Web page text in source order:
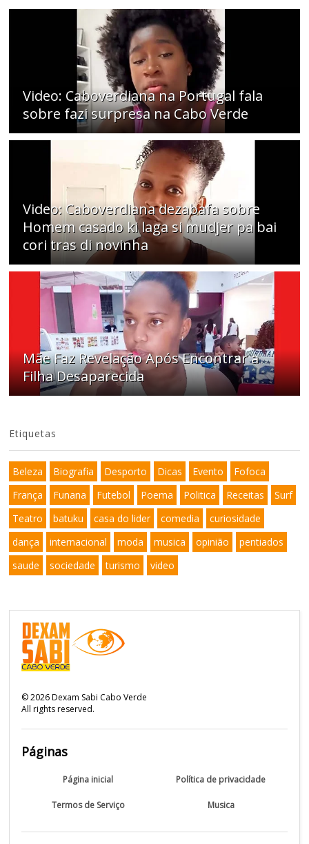
Video: Caboverdiana na Portugal fala
sobre fazi surpresa na Cabo Verde
Video: Caboverdiana dezabafa sobre
Homem casado ki laga si mudjer pa bai
cori tras di novinha
Mãe Faz Revelação Após Encontrar a
Filha Desaparecida
Etiquetas
Beleza Biografia Desporto Dicas Evento
Fofoca
França
Funana Futebol Poema Politica Receitas
Surf
Teatro
batuku casa do lider comedia
curiosidade
dança
internacional moda musica opinião
pentiados
saude
sociedade turismo video
©2026Dexam Sabi Cabo Verde
All rights reserved.
Páginas
Página inicial Política de privacidade
Termos de Serviço Musica